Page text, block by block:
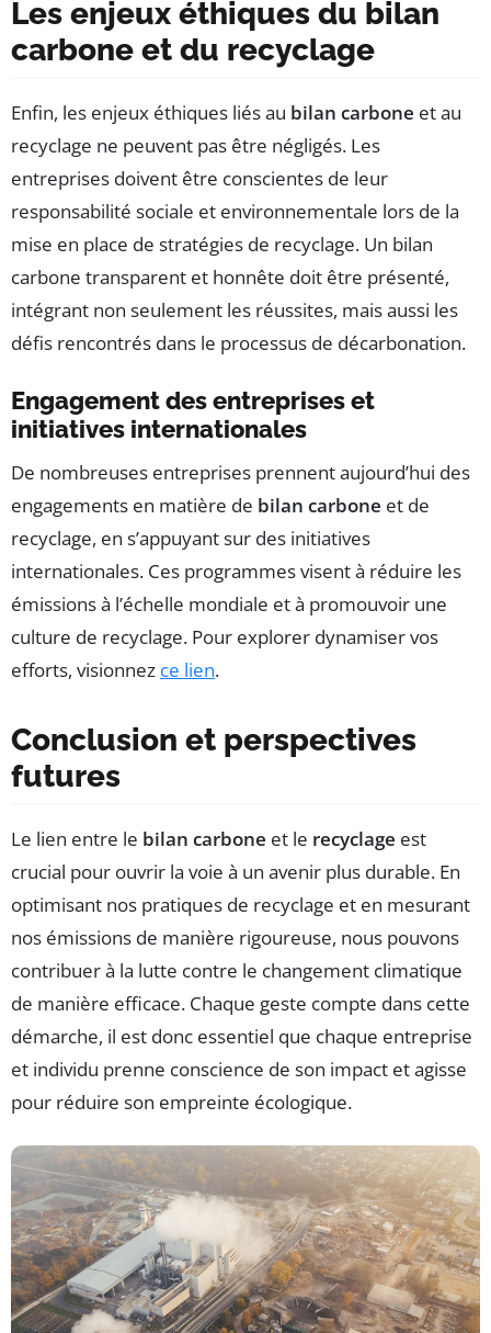
Les enjeux éthiques du bilan
carbone et du recyclage
Enfin, les enjeux éthiques liés au bilan carbone et au
recyclage ne peuvent pas être négligés. Les
entreprises doivent être conscientes de leur
responsabilité sociale et environnementale lors de la
mise en place de stratégies de recyclage. Un bilan
carbone transparent et honnête doit être présenté,
intégrant non seulement les réussites, mais aussi les
défis rencontrés dans le processus de décarbonation.
Engagement des entreprises et
initiatives internationales
De nombreuses entreprises prennent aujourd’hui des
engagements en matière de bilan carbone et de
recyclage, en s’appuyant sur des initiatives
internationales. Ces programmes visent à réduire les
émissions à l’échelle mondiale et à promouvoir une
culture de recyclage. Pour explorer dynamiser vos
efforts, visionnez ce lien.
Conclusion et perspectives
futures
Le lien entre le bilan carbone et le recyclage est
crucial pour ouvrir la voie à un avenir plus durable. En
optimisant nos pratiques de recyclage et en mesurant
nos émissions de manière rigoureuse, nous pouvons
contribuer à la lutte contre le changement climatique
de manière efficace. Chaque geste compte dans cette
démarche, il est donc essentiel que chaque entreprise
et individu prenne conscience de son impact et agisse
pour réduire son empreinte écologique.